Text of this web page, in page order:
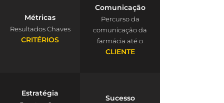
Métricas
Resultados Chaves
CRITÉRIOS
Comunicação
Percurso da
comunicação da
farmácia até o
CLIENTE
Estratégia
Sucesso